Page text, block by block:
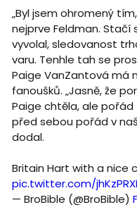
„Byl jsem ohromený
nejprve Feldman. Stačí
vyvolal, sledovanost
varu. Tenhle tah se
Paige VanZantová má
fanoušků. „Jasně, že
Paige chtěla, ale
před sebou pořád v
dodal.
Britain Hart with a nice
pic.twitter.com/
— BroBible (@BroBible)